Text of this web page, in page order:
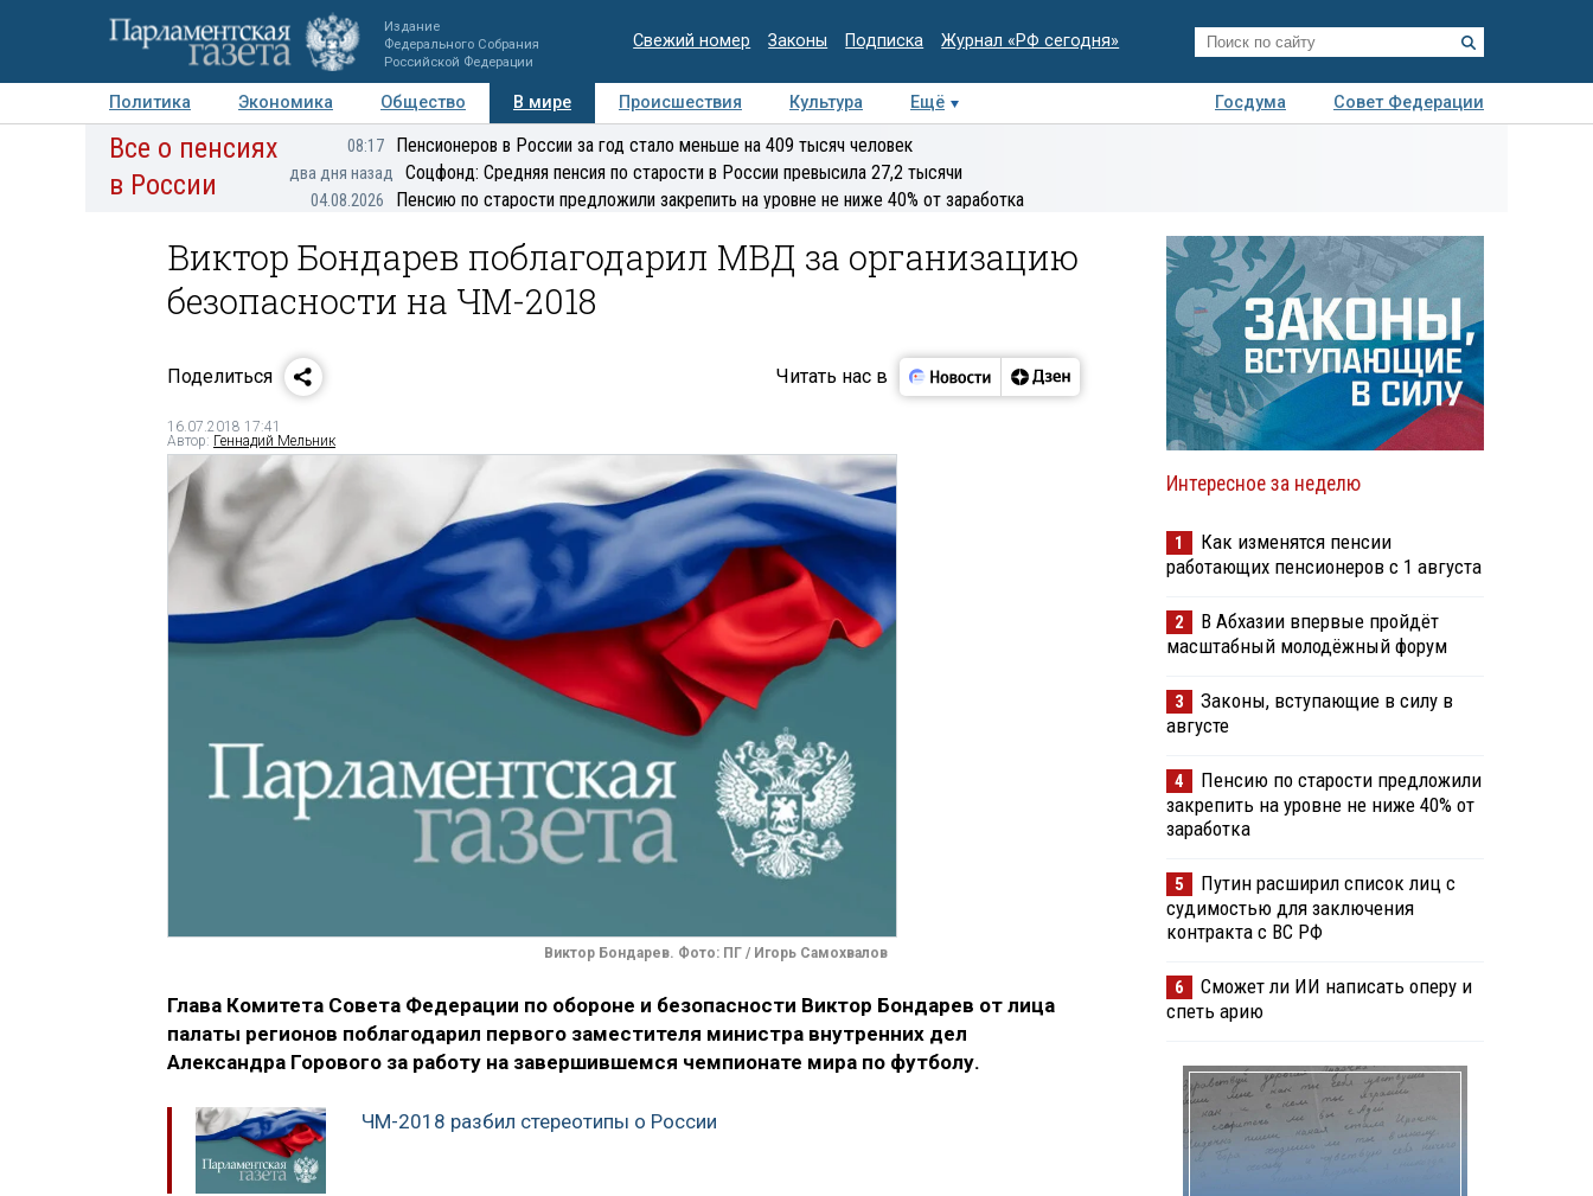
Издание
Федерального Собрания
Российской Федерации
Свежий номер Законы Подписка Журнал «РФ сегодня»
Политика Экономика Общество В мире Происшествия Культура Ещё Госдума
Совет Федерации
Авторы Персоны Мнения Регионы Медиацентр Интервью Колумнисты
Все о пенсиях
в России
08:17 Пенсионеров в России за год стало меньше на 409 тысяч человек
два дня назад Соцфонд: Средняя пенсия по старости в России превысила 27,2 тысячи
04.08.2026 Пенсию по старости предложили закрепить на уровне не ниже 40% от заработка
Виктор Бондарев поблагодарил МВД за организацию
безопасности на ЧМ-2018
Поделиться Читать нас в
16.07.2018 17:41
Автор: Геннадий Мельник
Виктор Бондарев. Фото: ПГ / Игорь Самохвалов
Глава Комитета Совета Федерации по обороне и безопасности Виктор Бондарев от лица
палаты регионов поблагодарил первого заместителя министра внутренних дел
Александра Горового за работу на завершившемся чемпионате мира по футболу.
ЧМ-2018 разбил стереотипы о России
Интересное за неделю
1
Как изменятся пенсии
работающих пенсионеров с 1 августа
2
В Абхазии впервые пройдёт
масштабный молодёжный форум
3
Законы, вступающие в силу в
августе
4
Пенсию по старости предложили
закрепить на уровне не ниже 40% от
заработка
5
Путин расширил список лиц с
судимостью для заключения
контракта с ВС РФ
6
Сможет ли ИИ написать оперу и
спеть арию